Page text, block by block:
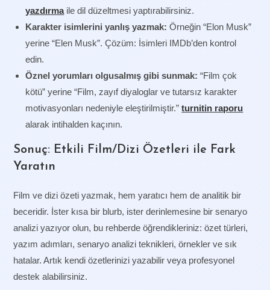
yazdırmaile dil düzeltmesi yaptırabilirsiniz.
Karakter isimlerini yanlış yazmak: Örneğin “Elon Musk”
yerine “Elen Musk”. Çözüm: İsimleri IMDb’den kontrol
edin.
Öznel yorumları olgusalmış gibi sunmak: “Film çok
kötü” yerine “Film, zayıf diyaloglar ve tutarsız karakter
motivasyonları nedeniyle eleştirilmiştir.”turnitin raporu
alarak intihalden kaçının.
Sonuç: Etkili Film/Dizi Özetleri ile Fark
Yaratın
Film ve dizi özeti yazmak, hem yaratıcı hem de analitik bir
beceridir. İster kısa bir blurb, ister derinlemesine bir senaryo
analizi yazıyor olun, bu rehberde öğrendikleriniz: özet türleri,
yazım adımları, senaryo analizi teknikleri, örnekler ve sık
hatalar. Artık kendi özetlerinizi yazabilir veya profesyonel
destek alabilirsiniz.